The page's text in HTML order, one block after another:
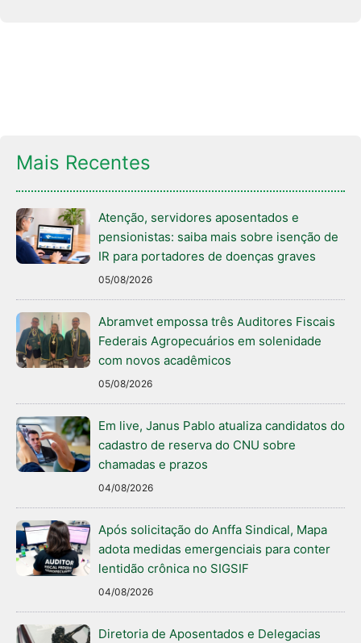
Mais Recentes
Atenção, servidores aposentados e
pensionistas: saiba mais sobre isenção de
IR para portadores de doenças graves
05/08/2026
Abramvet empossa três Auditores Fiscais
Federais Agropecuários em solenidade
com novos acadêmicos
05/08/2026
Em live, Janus Pablo atualiza candidatos do
cadastro de reserva do CNU sobre
chamadas e prazos
04/08/2026
Após solicitação do Anffa Sindical, Mapa
adota medidas emergenciais para conter
lentidão crônica no SIGSIF
04/08/2026
Diretoria de Aposentados e Delegacias